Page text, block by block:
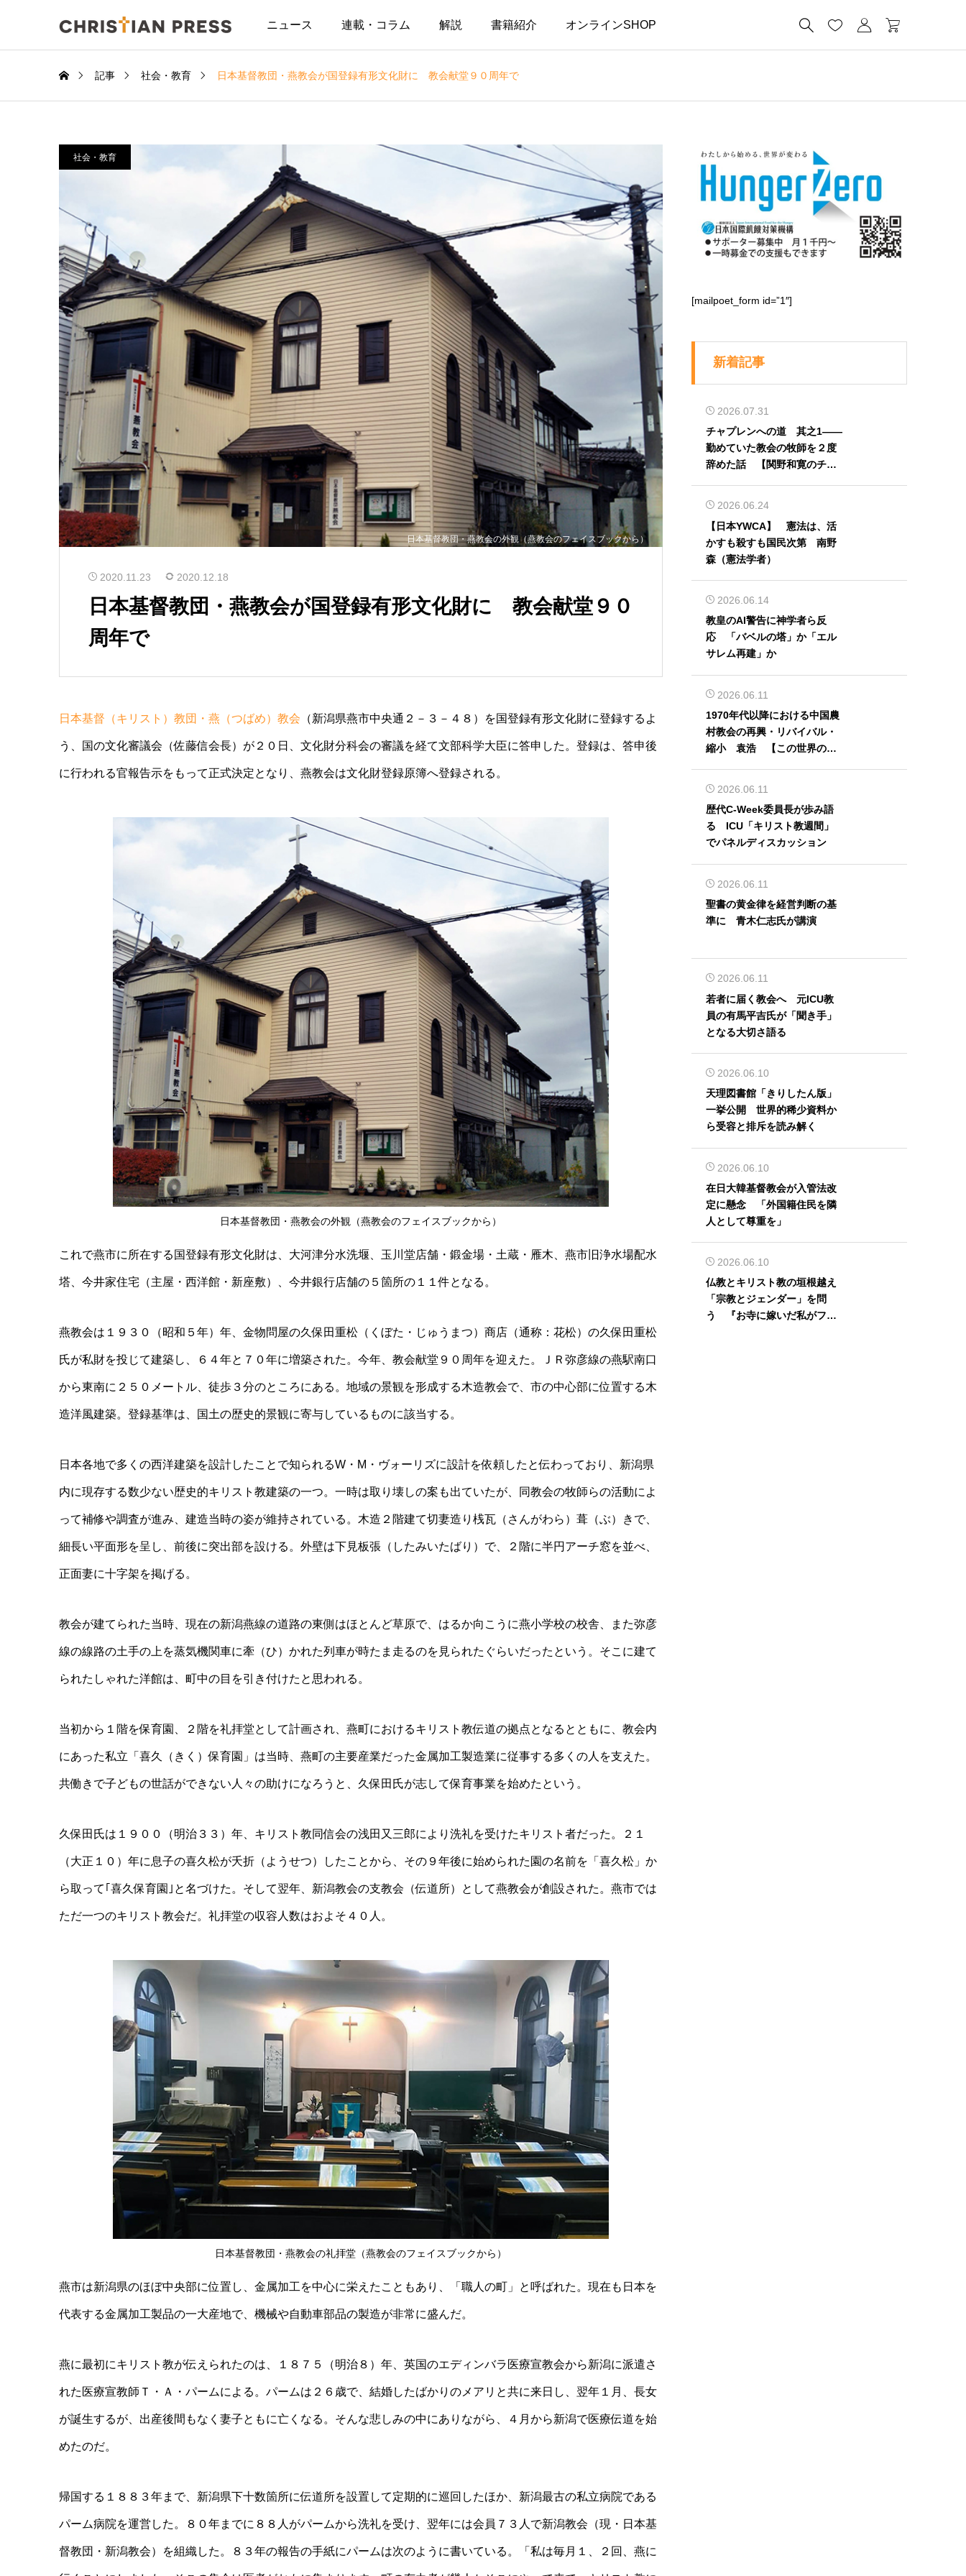
ニュース 連載・コラム 解説 書籍紹介 オンラインSHOP    
記事 社会・教育 日本基督教団・燕教会が国登録有形文化財に 教会献堂９０周年で
日本基督教団・燕教会の外観（燕教会のフェイスブックから）
社会・教育
2020.11.23 2020.12.18
日本基督教団・燕教会が国登録有形文化財に 教会献堂９０
周年で
日本基督（キリスト）教団・燕（つばめ）教会 （新潟県燕市中央通２－３－４８）を国登録有形文化財に登録するよ
う、国の文化審議会（佐藤信会長）が２０日、文化財分科会の審議を経て文部科学大臣に答申した。登録は、答申後
に行われる官報告示をもって正式決定となり、燕教会は文化財登録原簿へ登録される。
日本基督教団・燕教会の外観（燕教会のフェイスブックから）
これで燕市に所在する国登録有形文化財は、大河津分水洗堰、玉川堂店舗・鍛金場・土蔵・雁木、燕市旧浄水場配水
塔、今井家住宅（主屋・西洋館・新座敷）、今井銀行店舗の５箇所の１１件となる。
燕教会は１９３０（昭和５年）年、金物問屋の久保田重松（くぼた・じゅうまつ）商店（通称：花松）の久保田重松
氏が私財を投じて建築し、６４年と７０年に増築された。今年、教会献堂９０周年を迎えた。ＪＲ弥彦線の燕駅南口
から東南に２５０メートル、徒歩３分のところにある。地域の景観を形成する木造教会で、市の中心部に位置する木
造洋風建築。登録基準は、国土の歴史的景観に寄与しているものに該当する。
日本各地で多くの西洋建築を設計したことで知られるW・M・ヴォーリズに設計を依頼したと伝わっており、新潟県
内に現存する数少ない歴史的キリスト教建築の一つ。一時は取り壊しの案も出ていたが、同教会の牧師らの活動によ
って補修や調査が進み、建造当時の姿が維持されている。木造２階建て切妻造り桟瓦（さんがわら）葺（ぶ）きで、
細長い平面形を呈し、前後に突出部を設ける。外壁は下見板張（したみいたばり）で、２階に半円アーチ窓を並べ、
正面妻に十字架を掲げる。
教会が建てられた当時、現在の新潟燕線の道路の東側はほとんど草原で、はるか向こうに燕小学校の校舎、また弥彦
線の線路の土手の上を蒸気機関車に牽（ひ）かれた列車が時たま走るのを見られたぐらいだったという。そこに建て
られたしゃれた洋館は、町中の目を引き付けたと思われる。
当初から１階を保育園、２階を礼拝堂として計画され、燕町におけるキリスト教伝道の拠点となるとともに、教会内
にあった私立「喜久（きく）保育園」は当時、燕町の主要産業だった金属加工製造業に従事する多くの人を支えた。
共働きで子どもの世話ができない人々の助けになろうと、久保田氏が志して保育事業を始めたという。
久保田氏は１９００（明治３３）年、キリスト教同信会の浅田又三郎により洗礼を受けたキリスト者だった。２１
（大正１０）年に息子の喜久松が夭折（ようせつ）したことから、その９年後に始められた園の名前を「喜久松」か
ら取って｢喜久保育園｣と名づけた。そして翌年、新潟教会の支教会（伝道所）として燕教会が創設された。燕市では
ただ一つのキリスト教会だ。礼拝堂の収容人数はおよそ４０人。
日本基督教団・燕教会の礼拝堂（燕教会のフェイスブックから）
燕市は新潟県のほぼ中央部に位置し、金属加工を中心に栄えたこともあり、「職人の町」と呼ばれた。現在も日本を
代表する金属加工製品の一大産地で、機械や自動車部品の製造が非常に盛んだ。
燕に最初にキリスト教が伝えられたのは、１８７５（明治８）年、英国のエディンバラ医療宣教会から新潟に派遣さ
れた医療宣教師Ｔ・Ａ・パームによる。パームは２６歳で、結婚したばかりのメアリと共に来日し、翌年１月、長女
が誕生するが、出産後間もなく妻子ともに亡くなる。そんな悲しみの中にありながら、４月から新潟で医療伝道を始
めたのだ。
帰国する１８８３年まで、新潟県下十数箇所に伝道所を設置して定期的に巡回したほか、新潟最古の私立病院である
パーム病院を運営した。８０年までに８８人がパームから洗礼を受け、翌年には会員７３人で新潟教会（現・日本基
督教団・新潟教会）を組織した。８３年の報告の手紙にパームは次のように書いている。「私は毎月１、２回、燕に
[mailpoet_form id=”1″]
新着記事
2026.07.31
チャプレンへの道 其之1――
勤めていた教会の牧師を２度
辞めた話 【関野和寛のチャ
2026.06.24
【日本YWCA】 憲法は、活
かすも殺すも国民次第 南野
森（憲法学者）
2026.06.14
教皇のAI警告に神学者ら反
応 「バベルの塔」か「エル
サレム再建」か
2026.06.11
1970年代以降における中国農
村教会の再興・リバイバル・
縮小 袁浩 【この世界の片
2026.06.11
歴代C-Week委員長が歩み語
る ICU「キリスト教週間」
でパネルディスカッション
2026.06.11
聖書の黄金律を経営判断の基
準に 青木仁志氏が講演
2026.06.11
若者に届く教会へ 元ICU教
員の有馬平吉氏が「聞き手」
となる大切さ語る
2026.06.10
天理図書館「きりしたん版」
一挙公開 世界的稀少資料か
ら受容と排斥を読み解く
2026.06.10
在日大韓基督教会が入管法改
定に懸念 「外国籍住民を隣
人として尊重を」
2026.06.10
仏教とキリスト教の垣根越え
「宗教とジェンダー」を問
う 『お寺に嫁いだ私がフェ